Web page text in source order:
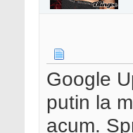
Google
putin la
acum.